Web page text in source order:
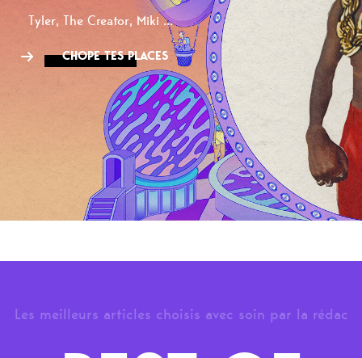
Tyler, The Creator, Miki ...
CHOPE TES PLACES
Les meilleurs articles choisis avec soin par la rédac